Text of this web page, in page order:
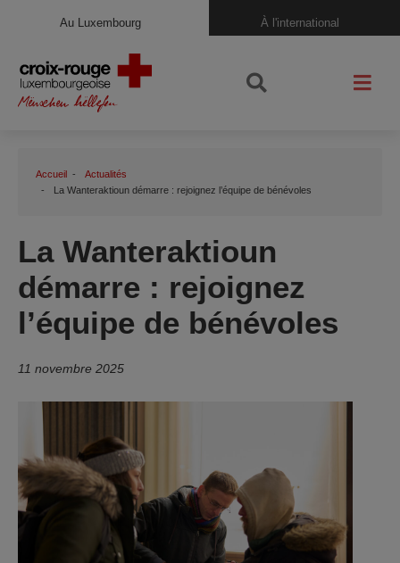
Au Luxembourg À l'international
Accueil
Actualités
La Wanteraktioun démarre : rejoignez l’équipe de bénévoles
La Wanteraktioun
démarre : rejoignez
l’équipe de bénévoles
11 novembre 2025